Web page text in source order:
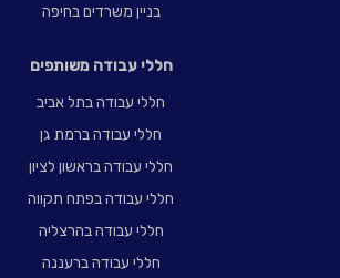
בניין משרדים בחיפה
חללי עבודה משותפים
חללי עבודה בתל אביב
חללי עבודה ברמת גן
חללי עבודה בראשון לציון
חללי עבודה בפתח תקווה
חללי עבודה בהרצליה
חללי עבודה ברעננה